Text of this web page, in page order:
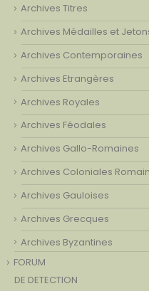
Archives Titres
Archives Médailles et
Archives Contemporaines
Archives Etrangères
Archives Royales
Archives Féodales
Archives Gallo-Romaines
Archives Coloniales
Archives Gauloises
Archives Grecques
Archives Byzantines
FORUM
DE DETECTION